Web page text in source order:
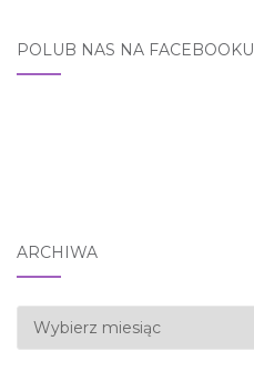
POLUB NAS NA FACEBOOKU
ARCHIWA
Archiwa